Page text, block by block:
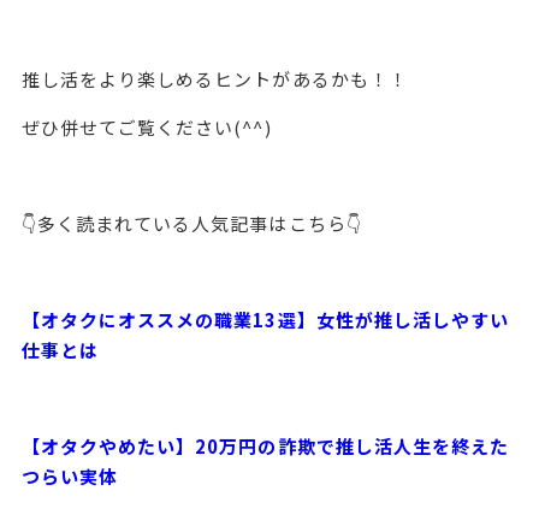
推し活をより楽しめるヒントがあるかも！！
ぜひ併せてご覧ください(^^)
👇多く読まれている人気記事はこちら👇
【オタクにオススメの職業13選】女性が推し活しやすい
仕事とは
【オタクやめたい】20万円の詐欺で推し活人生を終えた
つらい実体